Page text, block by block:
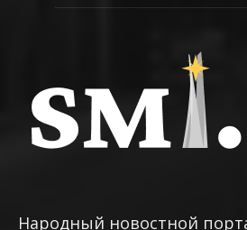
Народный новостной